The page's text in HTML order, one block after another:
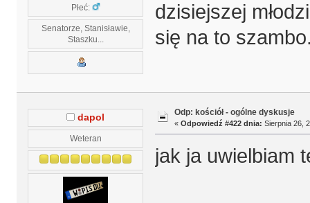
Płeć:
Senatorze, Stanisławie,
Staszku...
dzisiejszej
się na to
dapol
Weteran
Odp: kościół - ogólne dyskusje
« Odpowiedź #422 dnia: Sierpnia 26,
jak ja uwielbiam